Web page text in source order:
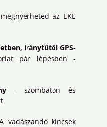
az EKE
iránytűtől GPS-
pár lépésben -
- szombaton és
vadászandó kincsek